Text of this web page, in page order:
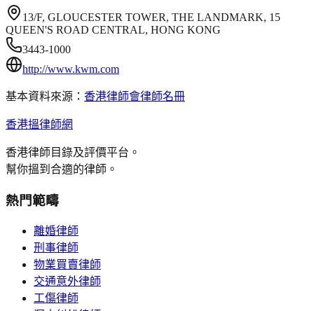
13/F, GLOUCESTER TOWER, THE LANDMARK, 15
QUEEN'S ROAD CENTRAL, HONG KONG
3443-1000
http://www.kwm.com
基本資料來源： 香港律師會律師名冊
香港搵律師網
香港律師目錄及評價平台。
幫你搵到合適的律師。
熱門範疇
離婚律師
刑事律師
物業買賣律師
交通意外律師
工傷律師